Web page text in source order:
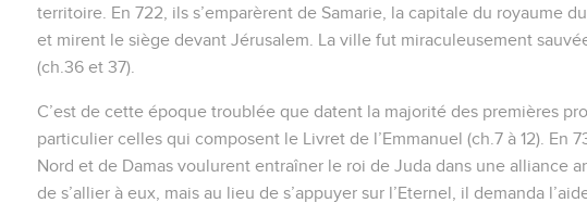
territoire. En 722, ils s’emparèrent de Samarie, la capitale du royaume
et mirent le siège devant Jérusalem. La ville fut miraculeusement
(ch.36 et 37).
C’est de cette époque troublée que datent la majorité des premières
particulier celles qui composent le Livret de l’Emmanuel (ch.7 à 12). En
Nord et de Damas voulurent entraîner le roi de Juda dans une alliance
de s’allier à eux, mais au lieu de s’appuyer sur l’Eternel, il demanda